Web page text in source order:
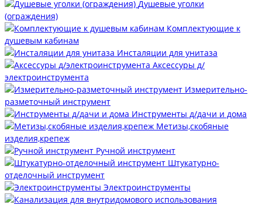
Душевые уголки
(ограждения)
Комплектующие к
душевым кабинам
Инсталяции для унитаза
Аксессуры д/
электроинструмента
Измерительно-
разметочный инструмент
Инструменты д/дачи и дома
Метизы,скобяные
изделия,крепеж
Ручной инструмент
Штукатурно-
отделочный инструмент
Электроинструменты